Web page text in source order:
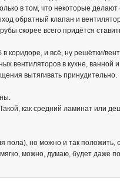
в том, что некоторые
обратный клапан и
скорее всего придётся
коридоре, и всё, ну решётки/
вентиляторов в кухне,
вытягивать принудительно.
как средний ламинат или
пола), но можно и так
можно, думаю, будет даже